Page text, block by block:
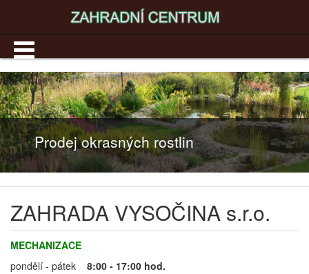
Prodej okrasných rostlin
ZAHRADA VYSOČINA s.r.o.
MECHANIZACE
pondělí - pátek 8:00 - 17:00 hod.